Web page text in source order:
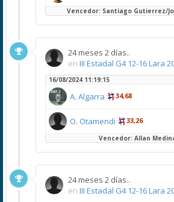
Vencedor: Santiago Gutierrez/
24 meses 2 días..
en III Estadal G4 12-16 Lara
16/08/2024 11:19:15
A. Algarra 34,68
O. Otamendi 33,26
Vencedor: Allan
24 meses 2 días..
en III Estadal G4 12-16 Lara